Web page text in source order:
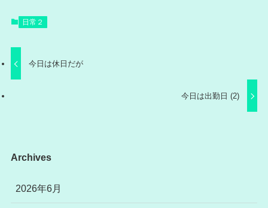
日常２
今日は休日だが
今日は出勤日 (2)
Archives
2026年6月